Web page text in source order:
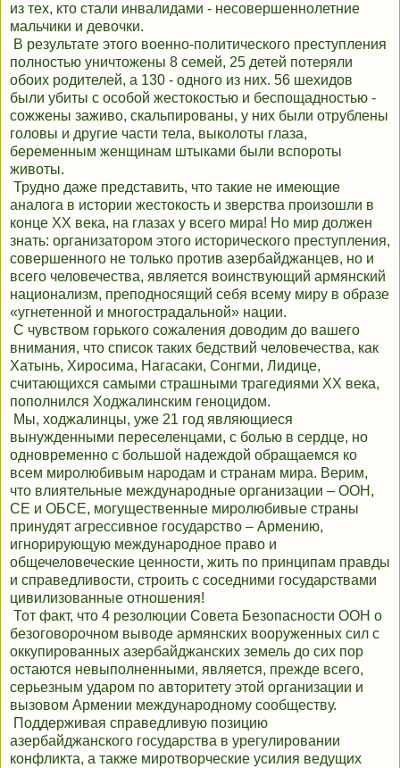
из тех, кто стали инвалидами - несовершеннолетние
мальчики и девочки.
В результате этого военно-политического преступления
полностью уничтожены 8 семей, 25 детей потеряли
обоих родителей, а 130 - одного из них. 56 шехидов
были убиты с особой жестокостью и беспощадностью -
сожжены заживо, скальпированы, у них были отрублены
головы и другие части тела, выколоты глаза,
беременным женщинам штыками были вспороты
животы.
Трудно даже представить, что такие не имеющие
аналога в истории жестокость и зверства произошли в
конце ХХ века, на глазах у всего мира! Но мир должен
знать: организатором этого исторического преступления,
совершенного не только против азербайджанцев, но и
всего человечества, является воинствующий армянский
национализм, преподносящий себя всему миру в образе
«угнетенной и многострадальной» нации.
С чувством горького сожаления доводим до вашего
внимания, что список таких бедствий человечества, как
Хатынь, Хиросима, Нагасаки, Сонгми, Лидице,
считающихся самыми страшными трагедиями ХХ века,
пополнился Ходжалинским геноцидом.
Мы, ходжалинцы, уже 21 год являющиеся
вынужденными переселенцами, с болью в сердце, но
одновременно с большой надеждой обращаемся ко
всем миролюбивым народам и странам мира. Верим,
что влиятельные международные организации – ООН,
СЕ и ОБСЕ, могущественные миролюбивые страны
принудят агрессивное государство – Армению,
игнорирующую международное право и
общечеловеческие ценности, жить по принципам правды
и справедливости, строить с соседними государствами
цивилизованные отношения!
Тот факт, что 4 резолюции Совета Безопасности ООН о
безоговорочном выводе армянских вооруженных сил с
оккупированных азербайджанских земель до сих пор
остаются невыполненными, является, прежде всего,
серьезным ударом по авторитету этой организации и
вызовом Армении международному сообществу.
Поддерживая справедливую позицию
азербайджанского государства в урегулировании
конфликта, а также миротворческие усилия ведущих